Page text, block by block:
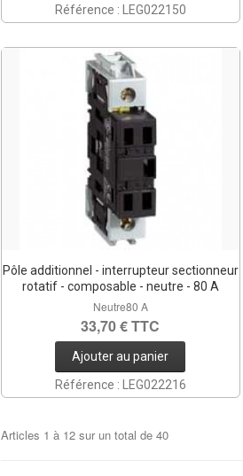
Référence : LEG022150
Pôle additionnel - interrupteur sectionneur
rotatif - composable - neutre - 80 A
Neutre80 A
33,70 € TTC
Ajouter au panier
Référence : LEG022216
Articles 1 à 12 sur un total de 40